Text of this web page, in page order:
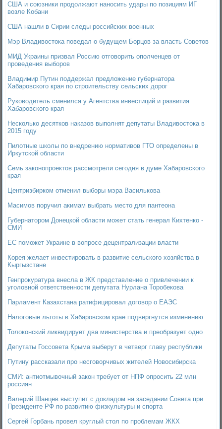
США и союзники продолжают наносить удары по позициям ИГ
возле Кобани
США нашли в Сирии следы российских военных
Мэр Владивостока поведал о будущем Борцов за власть Советов
МИД Украины призвал Россию отговорить ополченцев от
проведения выборов
Владимир Путин поддержал предложение губернатора
Хабаровского края по строительству сельских дорог
Руководитель сменился у Агентства инвестиций и развития
Хабаровского края
Несколько десятков наказов выполнят депутаты Владивостока в
2015 году
Пилотные школы по внедрению нормативов ГТО определены в
Иркутской области
Семь законопроектов рассмотрели сегодня в думе Хабаровского
края
Центризбирком отменил выборы мэра Василькова
Масимов поручил акимам выбрать место для пантеона
Губернатором Донецкой области может стать генерал Кихтенко -
СМИ
ЕС поможет Украине в вопросе децентрализации власти
Корея желает инвестировать в развитие сельского хозяйства в
Кыргызстане
Генпрокуратура внесла в ЖК представление о привлечении к
уголовной ответственности депутата Нурлана Торобекова
Парламент Казахстана ратифицировал договор о ЕАЭС
Налоговые льготы в Хабаровском крае подвергнутся изменению
Толоконский ликвидирует два министерства и преобразует одно
Депутаты Госсовета Крыма выберут в четверг главу республики
Путину рассказали про несговорчивых жителей Новосибирска
СМИ: антиотмывочный закон требует от НПФ опросить 22 млн
россиян
Валерий Шанцев выступит с докладом на заседании Совета при
Президенте РФ по развитию физкультуры и спорта
Сергей Горбань провел круглый стол по проблемам ЖКХ